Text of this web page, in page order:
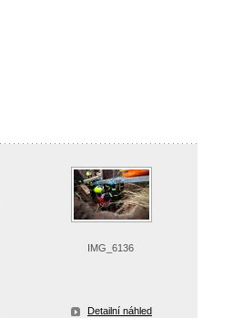
IMG_6136
Detailní náhled